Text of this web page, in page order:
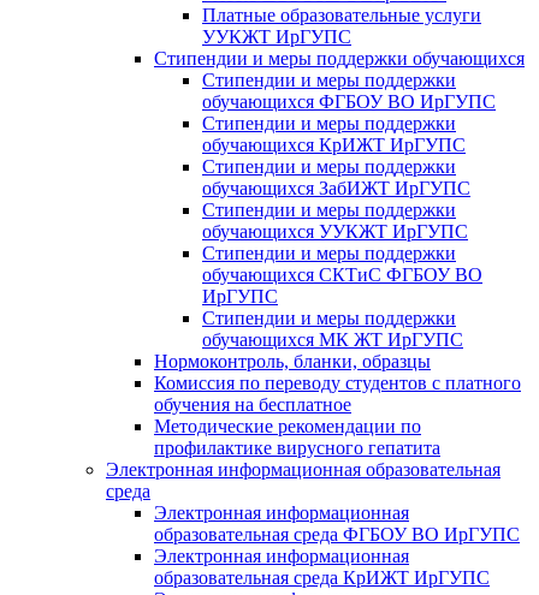
Платные образовательные услуги
УУКЖТ ИрГУПС
Стипендии и меры поддержки обучающихся
Стипендии и меры поддержки
обучающихся ФГБОУ ВО ИрГУПС
Стипендии и меры поддержки
обучающихся КрИЖТ ИрГУПС
Стипендии и меры поддержки
обучающихся ЗабИЖТ ИрГУПС
Стипендии и меры поддержки
обучающихся УУКЖТ ИрГУПС
Стипендии и меры поддержки
обучающихся СКТиС ФГБОУ ВО
ИрГУПС
Стипендии и меры поддержки
обучающихся МК ЖТ ИрГУПС
Нормоконтроль, бланки, образцы
Комиссия по переводу студентов с платного
обучения на бесплатное
Методические рекомендации по
профилактике вирусного гепатита
Электронная информационная образовательная
среда
Электронная информационная
образовательная среда ФГБОУ ВО ИрГУПС
Электронная информационная
образовательная среда КрИЖТ ИрГУПС